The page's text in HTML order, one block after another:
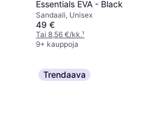
Essentials EVA - Black
Sandaali, Unisex
49 €
Tai 8,56 €/kk.¹
9+ kauppoja
Trendaava